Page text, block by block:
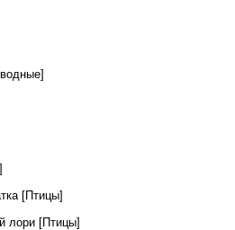
[Птицы]
лори [Птицы]